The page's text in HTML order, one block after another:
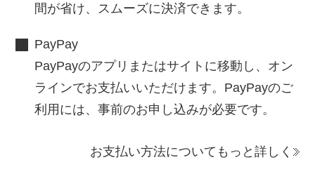
間が省け、スムーズに決済できます。
PayPay
PayPayのアプリまたはサイトに移動し、オン
ラインでお支払いいただけます。PayPayのご
利用には、事前のお申し込みが必要です。
お支払い方法についてもっと詳しく